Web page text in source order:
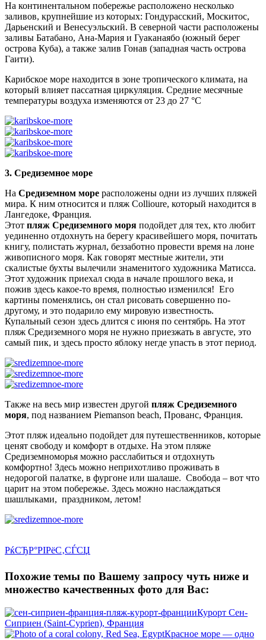
На континентальном побережье расположено несколько
заливов, крупнейшие из которых: Гондурасский, Москитос,
Дарьенский и Венесуэльский. В северной части расположены
заливы Батабано, Ана-Мария и Гуаканаябо (южный берег
острова Куба), а также залив Гонав (западная часть острова
Гаити).
Карибское море находится в зоне тропического климата, на
который влияет пассатная циркуляция. Средние месячные
температуры воздуха изменяются от 23 до 27 °C
3. Средиземное море
На Средиземном море расположены одни из лучших пляжей
мира. К ним относится и пляж Collioure, который находится в
Лангедоке, Франция.
Этот пляж Средиземного моря подойдет для тех, кто любит
уединенно отдохнуть на берегу красивейшего моря, почитать
книгу, полистать журнал, беззаботно провести время на лоне
живописного моря. Как говорят местные жители, эти
скалистые бухты вылечили знаменитого художника Матисса.
Этот художник приехал сюда в начале прошлого века, и
пожив здесь какое-то время, полностью изменился! Его
картины поменялись, он стал рисовать совершенно по-
другому, и это подарило ему мировую известность.
Купальный сезон здесь длится с июня по сентябрь. На этот
пляж Средиземного моря не нужно приезжать в августе, это
самый пик, и здесь просто яблоку негде упасть в этот период.
Также на весь мир известен другой пляж Средиземного
моря, под названием Piemanson beach, Прованс, Франция.
Этот пляж идеально подойдет для путешественников, которые
ценят свободу и комфорт в отдыхе. На этом пляже
Средиземноморья можно расслабиться и отдохнуть
комфортно! Здесь можно неприхотливо проживать в
недорогой палатке, в фургоне или шалаше. Свобода – вот что
царит на этом побережье. Здесь можно наслаждаться
шашлыками, праздником, летом!
РќСЂР°РІРёС‚СЃСЏ
Похожие темы по Вашему запросу чуть ниже и
множество качественных фото для Вас:
Курорт Сен-
Сиприен (Saint-Cyprien), Франция
Красное море — одно